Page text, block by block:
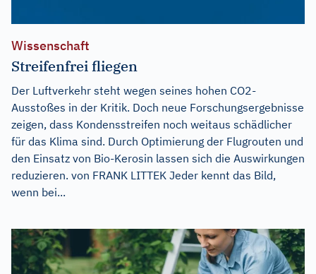
Wissenschaft
Streifenfrei fliegen
Der Luftverkehr steht wegen seines hohen CO2-
Ausstoßes in der Kritik. Doch neue Forschungsergebnisse
zeigen, dass Kondensstreifen noch weitaus schädlicher
für das Klima sind. Durch Optimierung der Flugrouten und
den Einsatz von Bio-Kerosin lassen sich die Auswirkungen
reduzieren. von FRANK LITTEK Jeder kennt das Bild,
wenn bei...